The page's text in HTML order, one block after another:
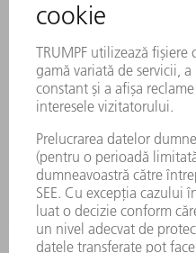
CONTACT
LOCAȚII
EVENIMENTE ȘI TERMENE
ABONARE LA NEWSLETTER
FIȘE TEHNICE DE SECURITATE
PRODUSE
LASER
ELECTRONICĂ DE PUTERE
UNELTE ELECTRICE
SMART FACTORY
SOFTWARE
SERVICII
APLICAȚII